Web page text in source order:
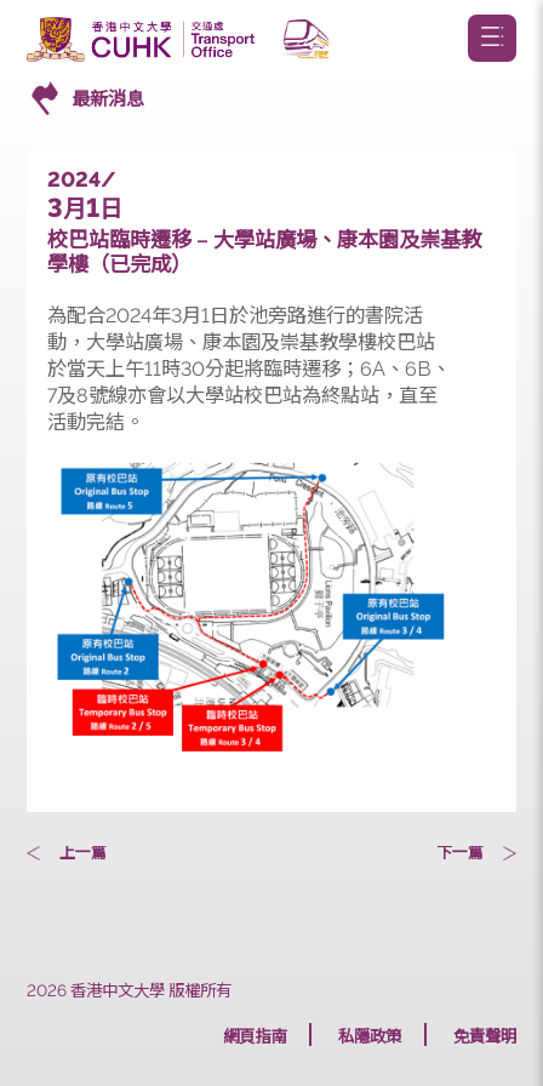
最新消息
2024/
3月1日
校巴站臨時遷移 – 大學站廣場、康本園及崇基教
為配合2024年3月1日於池旁路進行的書院活
動，大學站廣場、康本園及崇基教學樓校巴站
於當天上午11時30分起將臨時遷移；6A、6B、
活動完結。